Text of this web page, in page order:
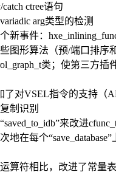
ctree语句
arg类型的检测
新事件：
图形算法（预/端口排序
类；使第三方插
了对VSEL指令的支持（
制识别
来改进
地在每个
算符相比，改进了常量